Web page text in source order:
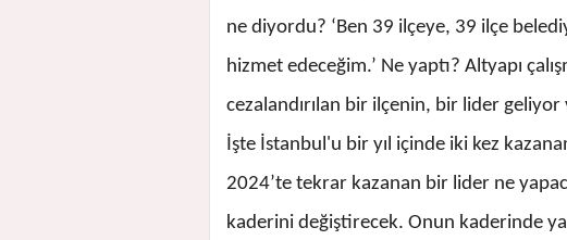
ne diyordu? ‘Ben 39 ilçeye, 39 ilçe
hizmet edeceğim.’ Ne yaptı? Altyapı
cezalandırılan bir ilçenin, bir lider
İşte İstanbul'u bir yıl içinde iki kez
2024’te tekrar kazanan bir lider ne
kaderini değiştirecek. Onun kaderinde